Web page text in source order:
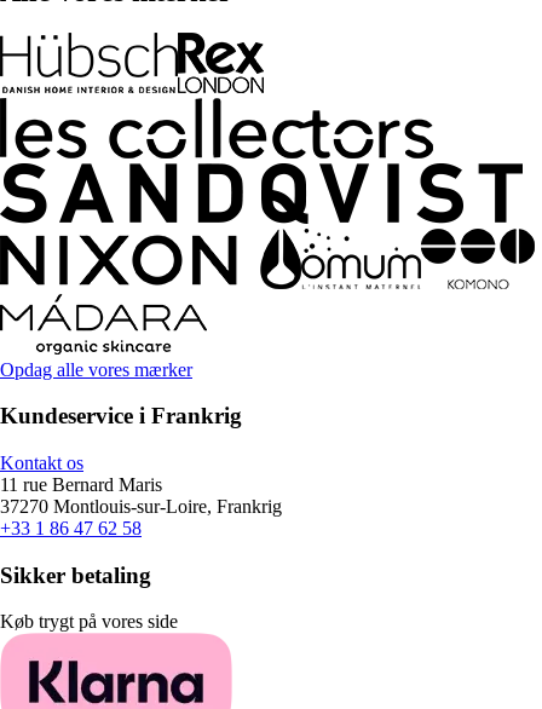
Opdag alle vores mærker
Kundeservice i Frankrig
Kontakt os
11 rue Bernard Maris
37270 Montlouis-sur-Loire, Frankrig
+33 1 86 47 62 58
Sikker betaling
Køb trygt på vores side